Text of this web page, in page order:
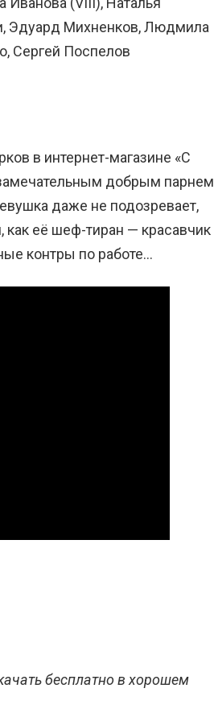
Эдуард Михненков, Людмила
Сергей Поспелов
в интернет-магазине «С
добрым парнем
даже не подозревает,
как её шеф-тиран — красавчик
контры по работе…
бесплатно в хорошем